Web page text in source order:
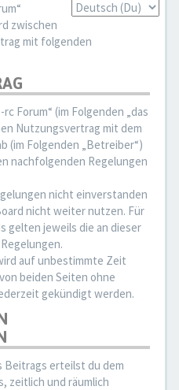
Sprache:
zwischen
mit folgenden
Forum“ (im Folgenden „das
Nutzungsvertrag mit dem
(im Folgenden „Betreiber“)
nachfolgenden Regelungen
nicht einverstanden
nicht weiter nutzen. Für
gelten jeweils die an dieser
auf unbestimmte Zeit
beiden Seiten ohne
gekündigt werden.
Beitrags erteilst du dem
zeitlich und räumlich